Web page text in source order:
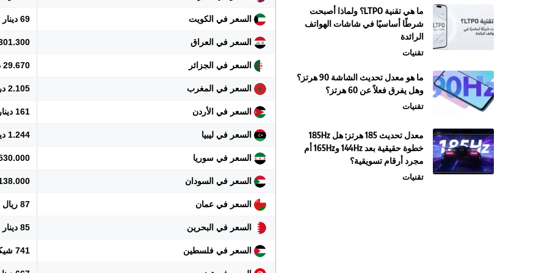
السعر في الكويت 69 دينار
السعر في العراق 301.300
السعر في الجزائر 29.670 دينار
السعر في المغرب 2.105 درهم
السعر في الأردن 161 دينار
السعر في ليبيا 1.244 دينار
السعر في سوريا 2.530.000
السعر في السودان 138.000
السعر في عمان 87 ريال
السعر في البحرين 85 دينار
السعر في فلسطين 741 شيكل
ما هي تقنية LTPO؟ ولماذا أصبحت
شرطًا أساسيًا في شاشات الهواتف
الرائدة
تقنيات
ما هو معدل تحديث الشاشة 90 هرتز؟
وهل يفرق فعلاً عن 60 هرتز؟
تقنيات
معدل تحديث 185 هرتز: هل 185Hz
خطوة حقيقية بعد 144Hz و165Hz أم
مجرد أرقام تسويقية؟
تقنيات